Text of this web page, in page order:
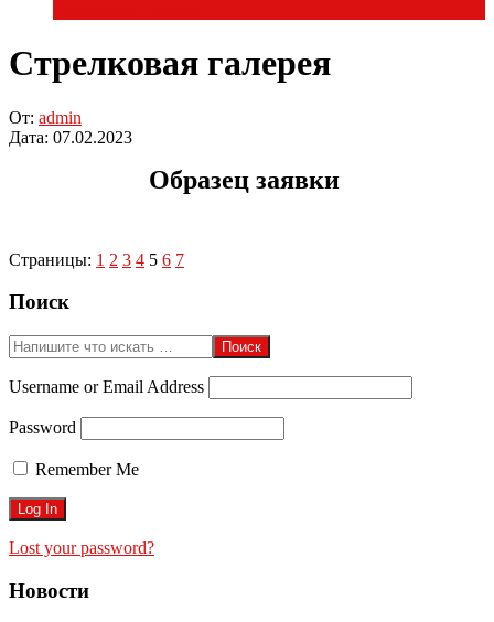
Стрелковая галерея
От: admin
Дата: 07.02.2023
Образец заявки
Страницы: 1 2 3 4 5 6 7
2023-
07
Поиск
Поиск
Username or Email Address
Password
Remember Me
Lost your password?
Новости